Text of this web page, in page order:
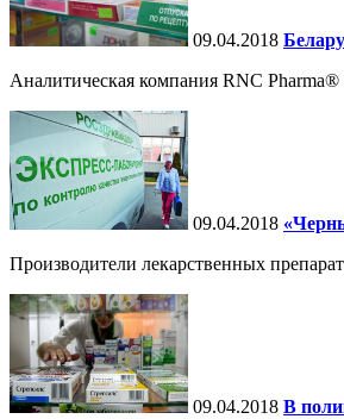
09.04.2018
Аналитическая компания RNC
09.04.2018
Производители лекарственных
09.04.2018 В